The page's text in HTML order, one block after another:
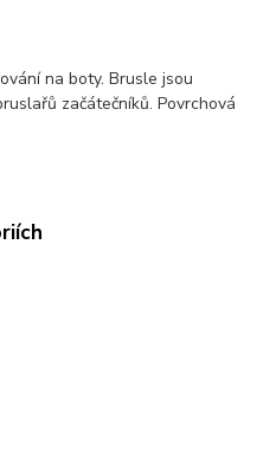
na boty. Brusle jsou
začátečníků. Povrchová